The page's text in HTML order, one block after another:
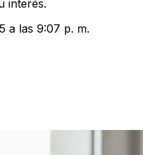
interés.
a las 9:07 p. m.